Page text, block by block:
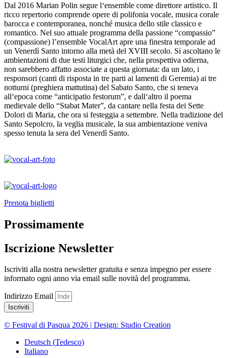
Dal 2016 Marian Polin segue l‘ensemble come direttore artistico. Il
ricco repertorio comprende opere di polifonia vocale, musica corale
barocca e contemporanea, nonché musica dello stile classico e
romantico. Nel suo attuale programma della passione “compassio”
(compassione) l’ensemble VocalArt apre una finestra temporale ad
un Venerdì Santo intorno alla metà del XVIII secolo. Si ascoltano le
ambientazioni di due testi liturgici che, nella prospettiva odierna,
non sarebbero affatto associate a questa giornata: da un lato, i
responsori (canti di risposta in tre parti ai lamenti di Geremia) ai tre
notturni (preghiera mattutina) del Sabato Santo, che si teneva
all‘epoca come “anticipatio festorum”, e dall‘altro il poema
medievale dello “Stabat Mater”, da cantare nella festa dei Sette
Dolori di Maria, che ora si festeggia a settembre. Nella tradizione del
Santo Sepolcro, la veglia musicale, la sua ambientazione veniva
spesso tenuta la sera del Venerdì Santo.
Prenota biglietti
Prossimamente
Iscrizione Newsletter
Iscriviti alla nostra newsletter gratuita e senza impegno per essere
informato ogni anno via email sulle novità del programma.
Indirizzo Email
Iscriviti
© Festival di Pasqua 2026 | Design: Studio Creation
Deutsch (Tedesco)
Italiano